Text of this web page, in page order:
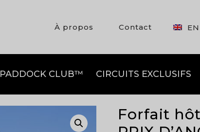
À propos
Contact EN
PADDOCK CLUB™ CIRCUITS EXCLUSIFS
Forfait